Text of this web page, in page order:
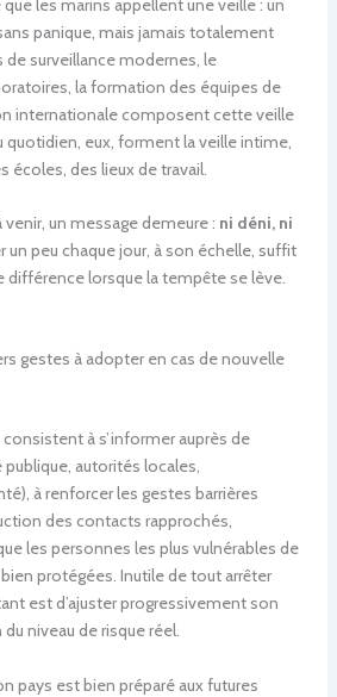
les marins appellent une veille : un
panique, mais jamais totalement
surveillance modernes, le
la formation des équipes de
internationale composent cette veille
quotidien, eux, forment la veille intime,
écoles, des lieux de travail.
venir, un message demeure : ni déni, ni
un peu chaque jour, à son échelle, suffit
différence lorsque la tempête se lève.
gestes à adopter en cas de nouvelle
à s’informer auprès de
autorités locales,
à renforcer les gestes barrières
des contacts rapprochés,
les personnes les plus vulnérables de
protégées. Inutile de tout arrêter
est d’ajuster progressivement son
niveau de risque réel.
pays est bien préparé aux futures